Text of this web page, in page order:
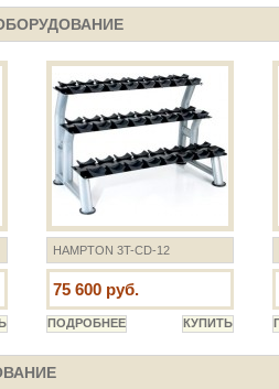
HAMPTON 3T-CD-12
75 600 руб.